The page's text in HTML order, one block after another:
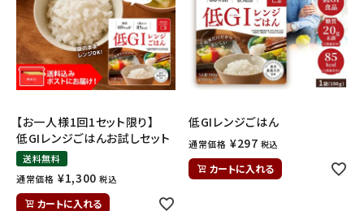
キャンペーン・季節商品・
数量限定から探す
ギフトから探す
定期便から探す
出雲のおもてなしシリーズから探す
【お一人様1回1セット限り】
低GIレンジごはんお試しセット
送料無料
通常価格 ¥1,300 税込
カートに入れる
低GIレンジごはん
通常価格 ¥297 税込
カートに入れる